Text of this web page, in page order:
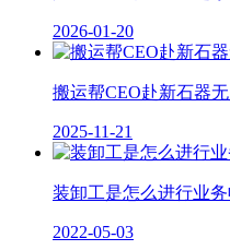
2026-01-20
搬运帮CEO赴新石器
2025-11-21
装卸工是怎么进行业
2022-05-03